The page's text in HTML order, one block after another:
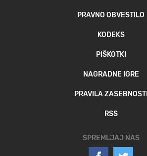
PRAVNO OBVESTILO
KODEKS
PIŠKOTKI
NAGRADNE IGRE
PRAVILA ZASEBNOSTI
RSS
SPREMLJAJ NAS